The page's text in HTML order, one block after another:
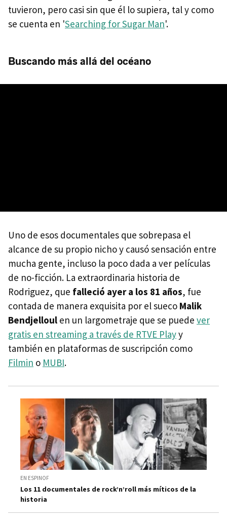
tuvieron, pero casi sin que él lo supiera, tal y como
se cuenta en 'Searching for Sugar Man'.
Buscando más allá del océano
Uno de esos documentales que sobrepasa el
alcance de su propio nicho y causó sensación entre
mucha gente, incluso la poco dada a ver películas
de no-ficción. La extraordinaria historia de
Rodriguez, que falleció ayer a los 81 años, fue
contada de manera exquisita por el sueco Malik
Bendjelloul en un largometraje que se puede ver
gratis en streaming a través de RTVE Playy
también en plataformas de suscripción como
Filmin o MUBI.
EN ESPINOF
Los 11 documentales de rock’n’roll más míticos de la
historia